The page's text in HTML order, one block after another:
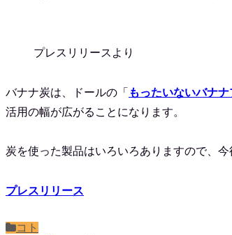
プレスリリースより
バナナ炭は、ドールの「 もったいないバナ
活用の幅が広がることになります。
炭を使った製品はいろいろありますので、
プレスリリース
コト